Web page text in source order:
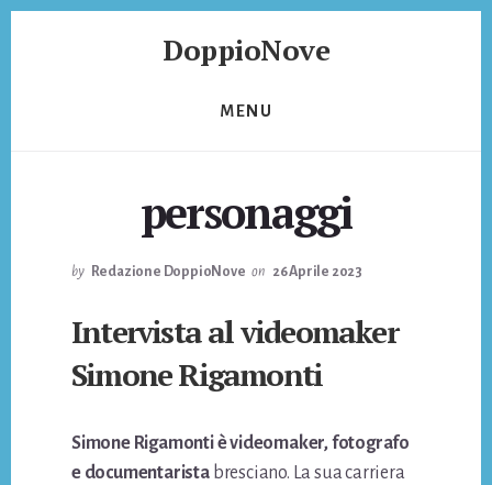
DoppioNove
MENU
personaggi
by Redazione DoppioNove on 26 Aprile 2023
Intervista al videomaker
Simone Rigamonti
Simone Rigamonti è videomaker, fotografo
e documentaristabresciano. La sua carriera